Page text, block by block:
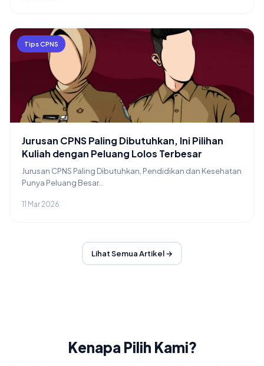
Tips CPNS
Jurusan CPNS Paling Dibutuhkan, Ini Pilihan
Kuliah dengan Peluang Lolos Terbesar
Jurusan CPNS Paling Dibutuhkan, Pendidikan dan Kesehatan
Punya Peluang Besar...
11 Mar 2026
Lihat Semua Artikel →
Kenapa Pilih Kami?